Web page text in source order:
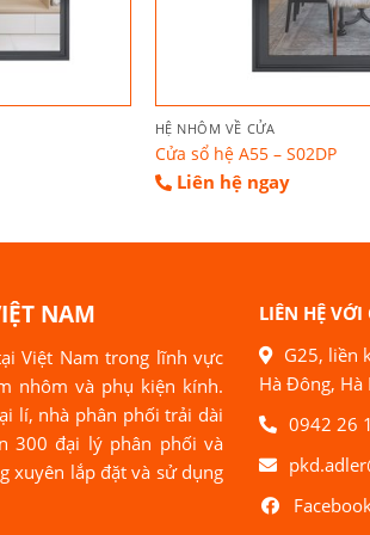
HỆ NHÔM VỀ CỬA
Cửa sổ hệ A55 – S02DP
Liên hệ ngay
NAM
Việt Nam trong lĩnh vực
nhôm và phụ kiện kính.
lí, nhà phân phối trải dài
300 đại lý phân phối và
xuyên lắp đặt và sử dụng
LIÊN HỆ
G25, liền
Hà Đông, Hà
0942 26